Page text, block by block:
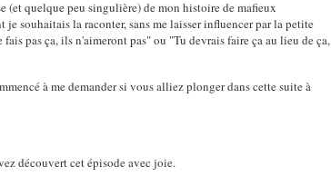
(et quelque peu singulière) de mon histoire de mafieux
souhaitais la raconter, sans me laisser influencer par la petite
pas ça, ils n'aimeront pas" ou "Tu devrais faire ça au lieu de ça,
à me demander si vous alliez plonger dans cette suite à
découvert cet épisode avec joie.